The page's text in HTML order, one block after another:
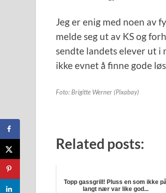
Jeg er enig med noen av
melde seg ut av KS og
sendte landets elever ut i
ikke evnet å finne gode
Foto: Brigitte Werner (Pixabay)
Related posts:
Topp gassgrill! Pluss en som ikke
langt nær var like god...